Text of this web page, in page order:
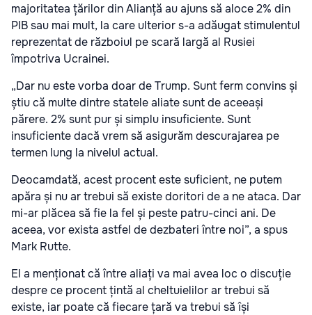
majoritatea țărilor din Alianță au ajuns să aloce 2% din
PIB sau mai mult, la care ulterior s-a adăugat stimulentul
reprezentat de războiul pe scară largă al Rusiei
împotriva Ucrainei.
„Dar nu este vorba doar de Trump. Sunt ferm convins și
știu că multe dintre statele aliate sunt de aceeași
părere. 2% sunt pur și simplu insuficiente. Sunt
insuficiente dacă vrem să asigurăm descurajarea pe
termen lung la nivelul actual.
Deocamdată, acest procent este suficient, ne putem
apăra și nu ar trebui să existe doritori de a ne ataca. Dar
mi-ar plăcea să fie la fel și peste patru-cinci ani. De
aceea, vor exista astfel de dezbateri între noi”, a spus
Mark Rutte.
El a menționat că între aliați va mai avea loc o discuție
despre ce procent țintă al cheltuielilor ar trebui să
existe, iar poate că fiecare țară va trebui să își